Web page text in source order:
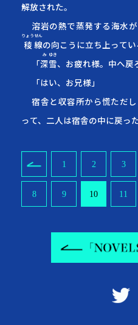
解放された。
溶岩の熱で蒸発する海水が
稜
りょう
線
せん
の向こうに立ち上ってい
「深
み
雪
ゆき
、お疲れ様。中へ戻
「はい、お兄様」
宿舎と収容所から慌ただ
って、二人は宿舎の中に戻った
1 2 3
8 9 10 11